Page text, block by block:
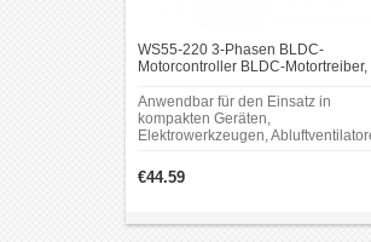
WS55-220 3-Phasen BLDC-
Motorcontroller BLDC-Motortreiber,
Motorsteuerung
Anwendbar für den Einsatz in
kompakten Geräten,
Elektrowerkzeugen,
Vibrationsmotoren und ähnlichen
Anwendungen.
€44.59